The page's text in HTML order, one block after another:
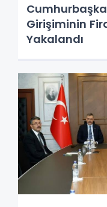
Girişiminin
Yakalandı